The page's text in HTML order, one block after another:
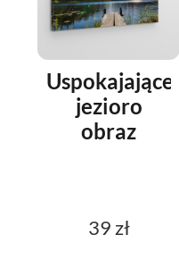
Uspokajające
jezioro
obraz
39 zł